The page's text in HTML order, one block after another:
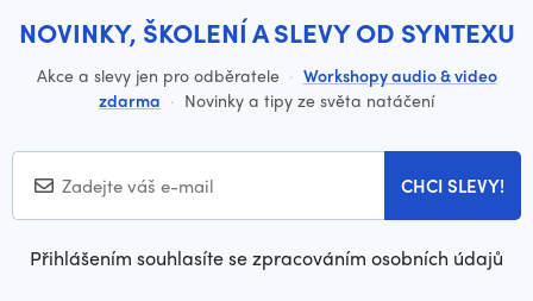
NOVINKY, ŠKOLENÍ A SLEVY OD SYNTEXU
Akce a slevy jen pro odběratele · Workshopy audio & video
zdarma · Novinky a tipy ze světa natáčení
CHCI SLEVY!
Přihlášením souhlasíte se zpracováním osobních údajů